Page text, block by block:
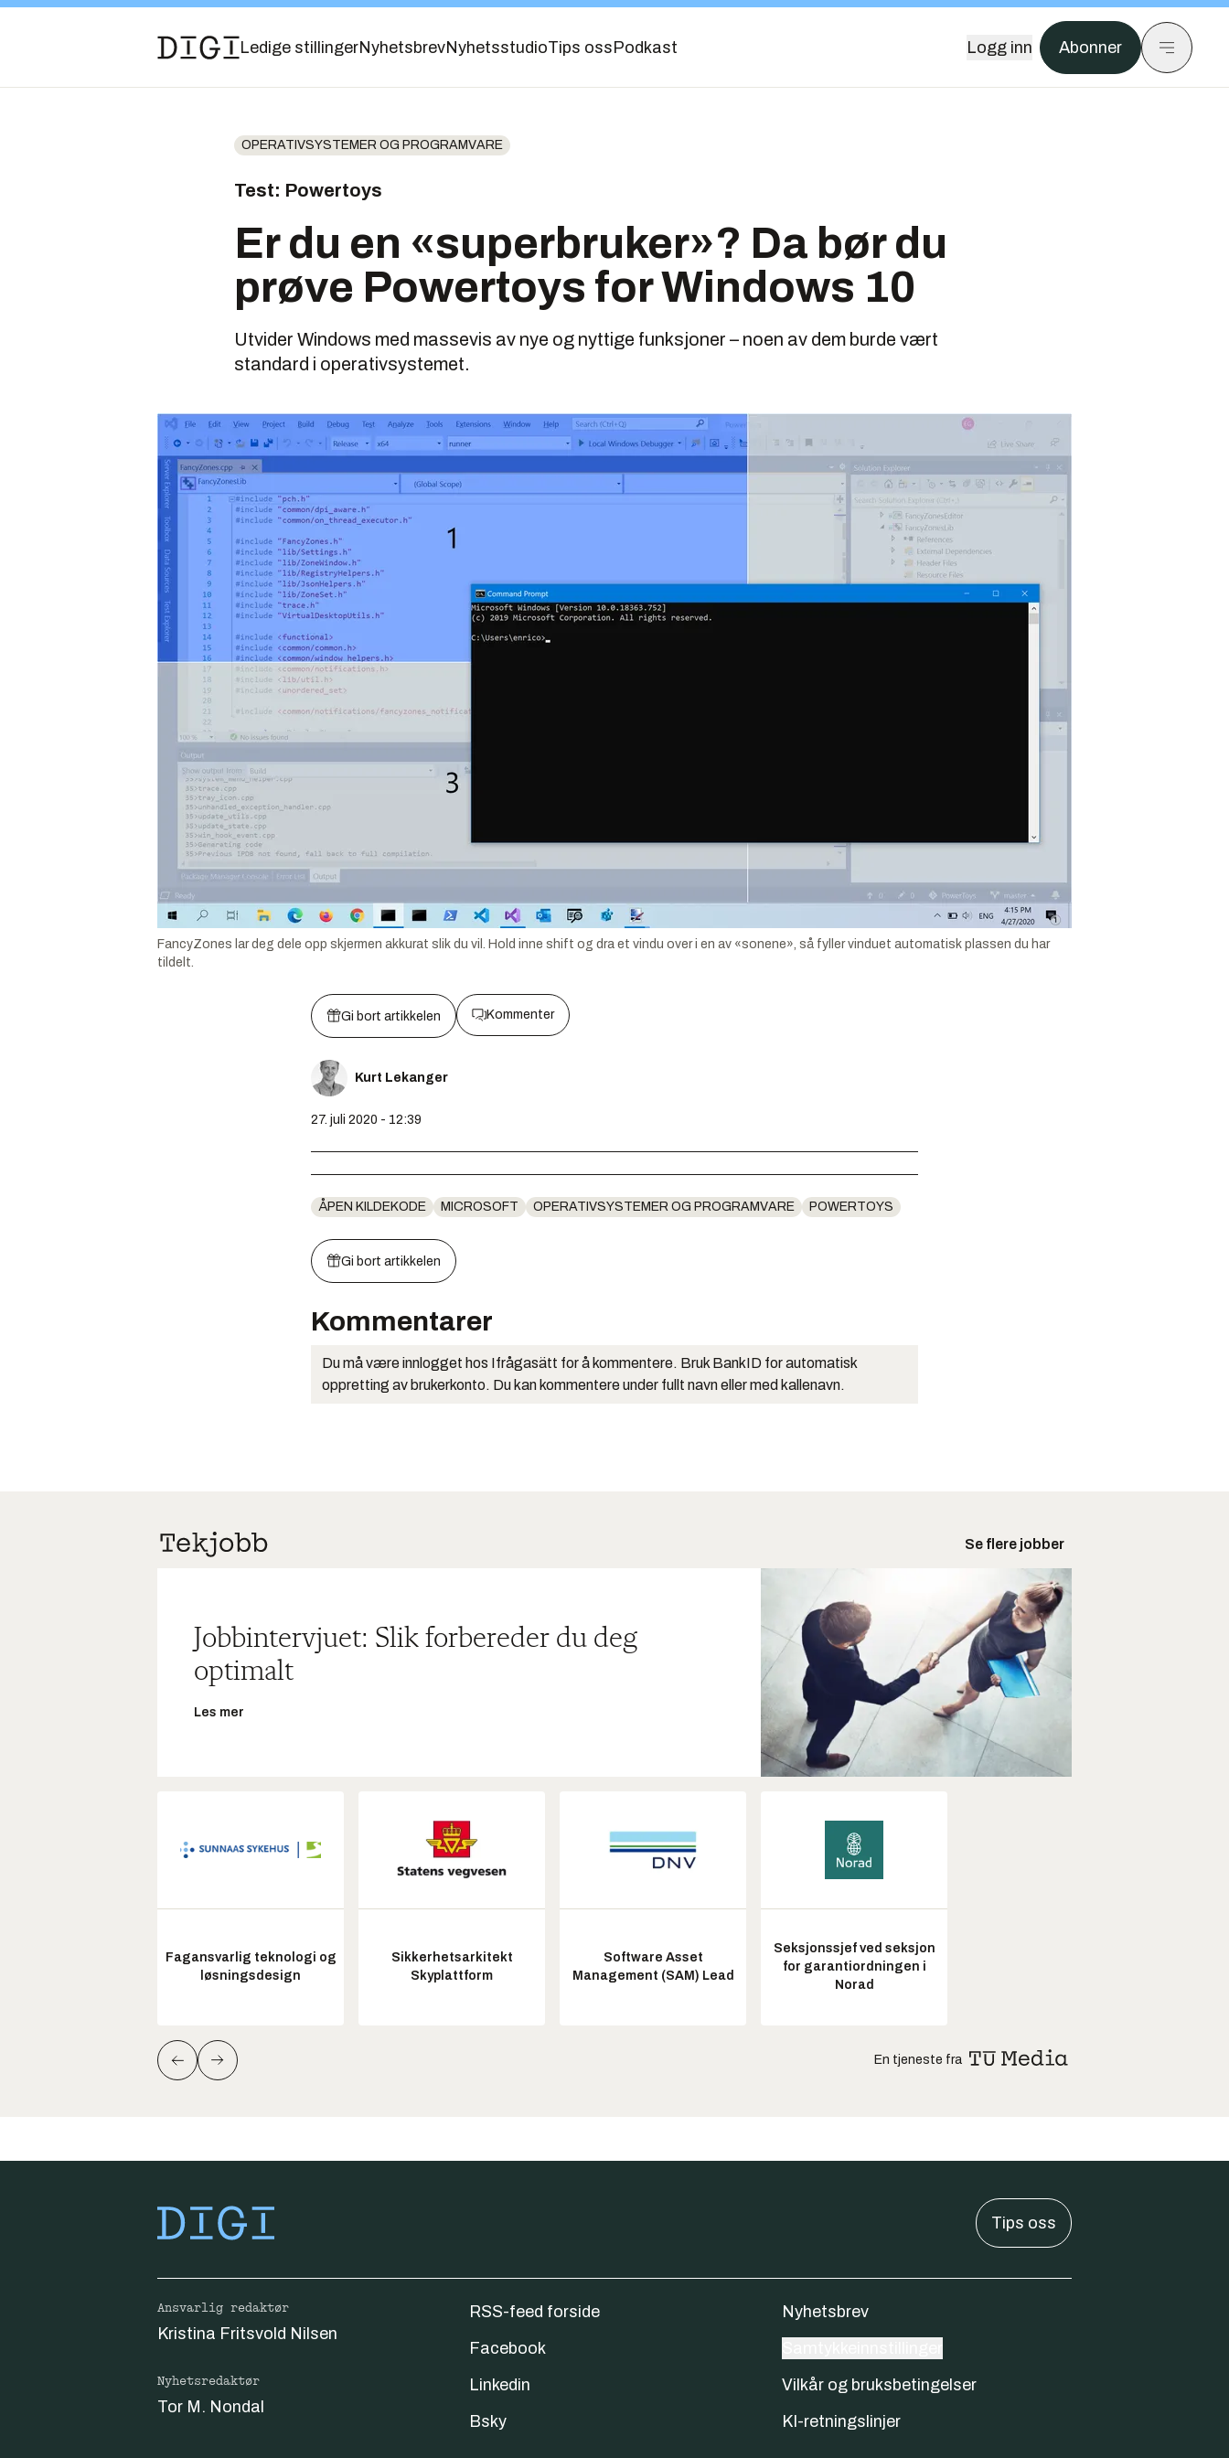
Ledige stillingerNyhetsbrevNyhetsstudioTips oss Podkast Logg inn Abonner
OPERATIVSYSTEMER OG PROGRAMVARE
Test: Powertoys
Er du en «superbruker»? Da bør du
prøve Powertoys for Windows 10
Utvider Windows med massevis av nye og nyttige funksjoner – noen av dem burde vært
standard i operativsystemet.
FancyZones lar deg dele opp skjermen akkurat slik du vil. Hold inne shift og dra et vindu over i en av «sonene», så fyller vinduet automatisk plassen du har
tildelt.
Gi bort artikkelen Kommenter
Kurt Lekanger
27. juli 2020 - 12:39
ÅPEN KILDEKODE MICROSOFT OPERATIVSYSTEMER OG PROGRAMVARE POWERTOYS
Gi bort artikkelen
Kommentarer
Du må være innlogget hos Ifrågasätt for å kommentere. Bruk BankID for automatisk
oppretting av brukerkonto. Du kan kommentere under fullt navn eller med kallenavn.
Se flere jobber
Jobbintervjuet: Slik forbereder du deg
optimalt
Les mer
Fagansvarlig teknologi og
løsningsdesign
Sikkerhetsarkitekt
Skyplattform
Software Asset
Management (SAM) Lead
Seksjonssjef ved seksjon
for garantiordningen i
Norad
En tjeneste fra
Tips oss
Ansvarlig redaktør
Kristina Fritsvold Nilsen
Nyhetsredaktør
Tor M. Nondal
RSS-feed forside
Facebook
Linkedin
Bsky
Nyhetsbrev
Vilkår og bruksbetingelser
KI-retningslinjer